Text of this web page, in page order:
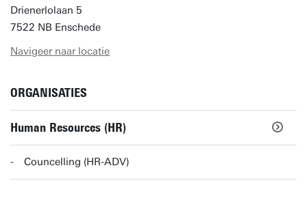
Drienerlolaan 5
7522 NB Enschede
Navigeer naar locatie
ORGANISATIES
Human Resources (HR)
Councelling (HR-ADV)